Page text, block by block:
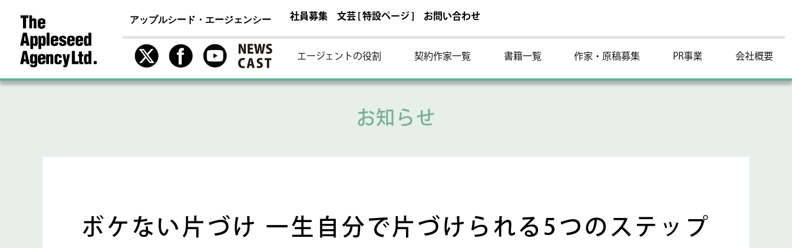
アップルシード・エージェンシー 社員募集 文芸 [ 特設ページ ] お問い合わせ
エージェントの役割 契約作家一覧 書籍一覧 作家・原稿募集 PR事業 会社概要
お知らせ
ボケない片づけ 一生自分で片づけられる5つのステップ